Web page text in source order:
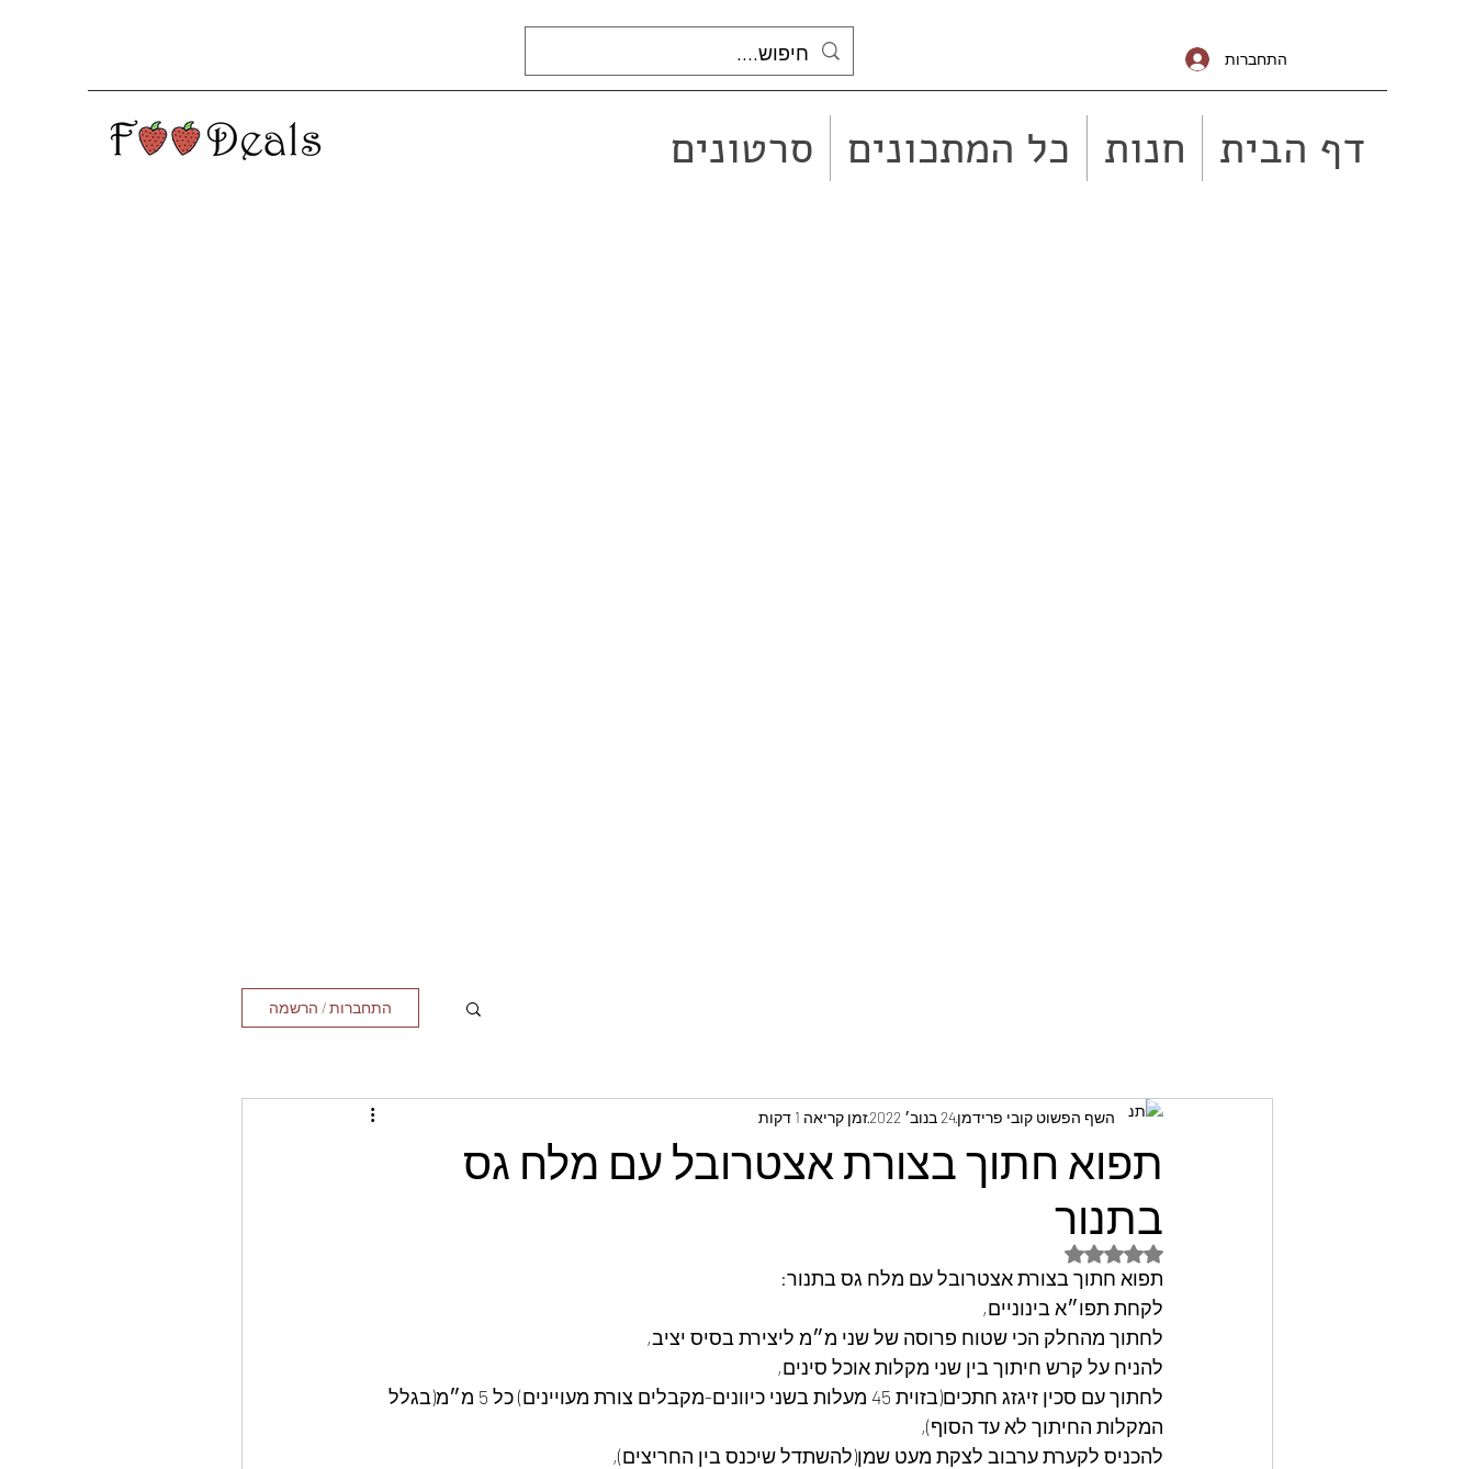
התחברות
דף הבית חנות כל המתכונים סרטונים
התחברות / הרשמה
תפוא חתוך בצורת אצטרובל עם מלח גס
בתנור
השף הפשוט קובי פרידמן24 בנוב׳ 2022 זמן קריאה 1 דקות
דירוג של NaN מתוך 5 כוכבים
תפוא חתוך בצורת אצטרובל עם מלח גס בתנור:
לקחת תפו״א בינוניים,
לחתוך מהחלק הכי שטוח פרוסה של שני מ״מ ליצירת בסיס יציב,
להניח על קרש חיתוך בין שני מקלות אוכל סינים,
לחתוך עם סכין זיגזג חתכים(בזוית 45 מעלות בשני כיוונים-מקבלים צורת מעויינים) כל 5 מ״מ(בגלל
המקלות החיתוך לא עד הסוף),
להכניס לקערת ערבוב לצקת מעט שמן(להשתדל שיכנס בין החריצים),